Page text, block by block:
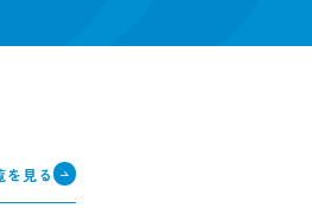
を見る